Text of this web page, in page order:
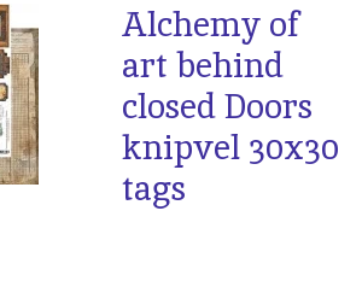
Alchemy of
art behind
closed Doors
knipvel 30x30
tags